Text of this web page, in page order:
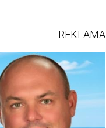
REKLAMA